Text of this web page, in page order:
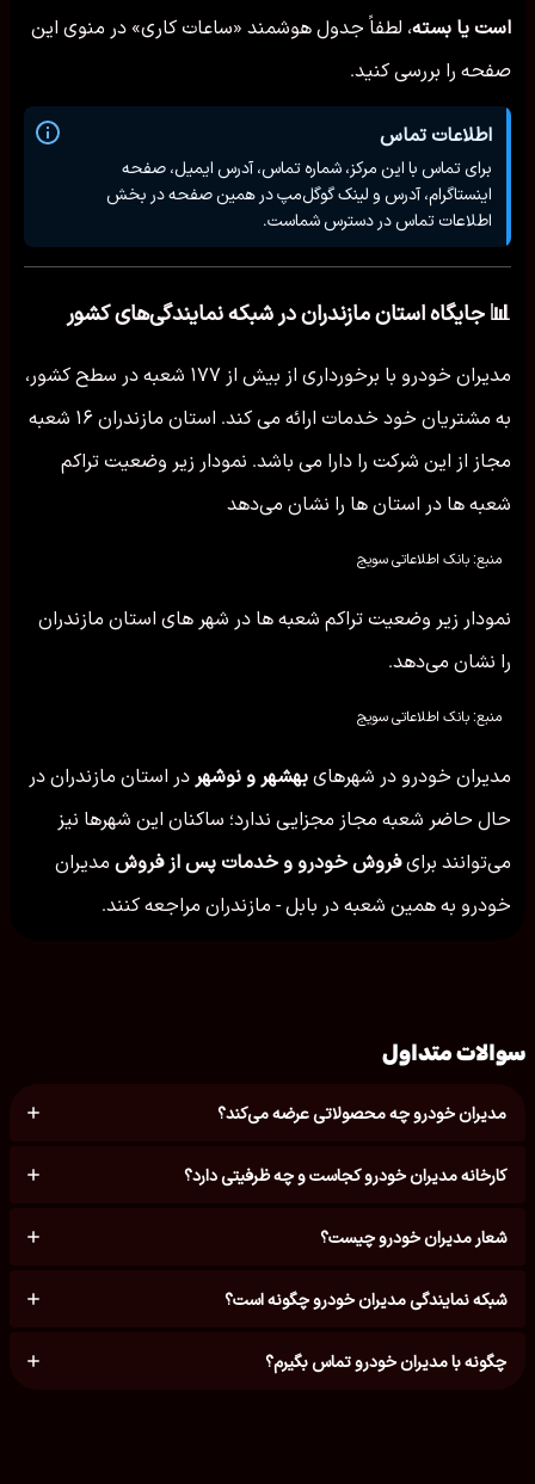
است یا بسته، لطفاً جدول هوشمند «ساعات کاری» در منوی این
صفحه را بررسی کنید.
اطلاعات تماس
برای تماس با این مرکز، شماره تماس، آدرس ایمیل، صفحه
اینستاگرام، آدرس و لینک گوگل‌مپ در همین صفحه در بخش
اطلاعات تماس در دسترس شماست.
📊 جایگاه استان مازندران در شبکه نمایندگی‌های کشور
مدیران خودرو با برخورداری از بیش از ۱۷۷ شعبه در سطح کشور،
به مشتریان خود خدمات ارائه می کند. استان مازندران ۱۶ شعبه
مجاز از این شرکت را دارا می باشد. نمودار زیر وضعیت تراکم
شعبه ها در استان ها را نشان می‌دهد
منبع: بانک اطلاعاتی سویج
نمودار زیر وضعیت تراکم شعبه ها در شهر های استان مازندران
را نشان می‌دهد.
منبع: بانک اطلاعاتی سویج
مدیران خودرو در شهرهای بهشهر و نوشهر در استان مازندران در
حال حاضر شعبه مجاز مجزایی ندارد؛ ساکنان این شهرها نیز
می‌توانند برایفروش خودرو و خدمات پس از فروش مدیران
خودرو به همین شعبه در بابل - مازندران مراجعه کنند.
سوالات متداول
مدیران خودرو چه محصولاتی عرضه می‌کند؟
کارخانه مدیران خودرو کجاست و چه ظرفیتی دارد؟
شعار مدیران خودرو چیست؟
شبکه نمایندگی مدیران خودرو چگونه است؟
چگونه با مدیران خودرو تماس بگیرم؟